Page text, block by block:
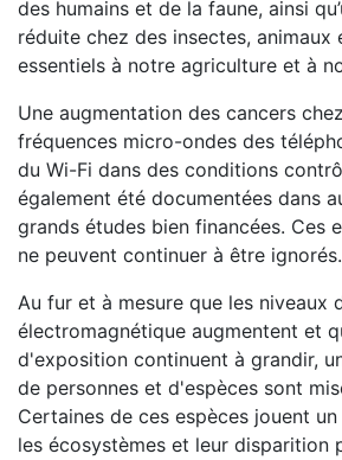
des humains et de la faune, ainsi
réduite chez des insectes, animaux
essentiels à notre agriculture et à
Une augmentation des cancers
fréquences micro-ondes des
du Wi-Fi dans des conditions
également été documentées dans
grands études bien financées. Ces
ne peuvent continuer à être ignorés.
Au fur et à mesure que les niveaux
électromagnétique augmentent et
d'exposition continuent à grandir,
de personnes et d'espèces sont
Certaines de ces espèces jouent
les écosystèmes et leur disparition